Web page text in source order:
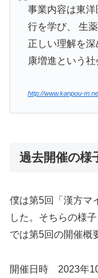
事業内容は東
行を学び、 生
正しい理解を
康増進という
http://www.kanpou-
過去開催の様
僕は第5回「漢方マ
した。そちらの様
では第5回の開催概
開催日時 2023年